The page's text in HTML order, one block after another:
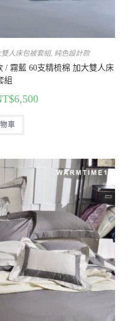
人床包被套組, 純色設計款
/ 霧藍 60支精梳棉 加大雙人床
組
6,500
車